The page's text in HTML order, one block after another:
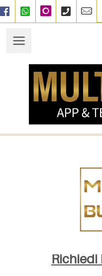
FacebookWhatsAppInstagram